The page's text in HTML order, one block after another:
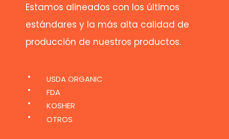
Estamos alineados con los últimos
estándares y la más alta calidad de
producción de nuestros productos.
USDA ORGANIC
FDA
KOSHER
OTROS